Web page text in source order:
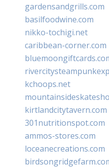
gardensandgrills.com
basilfoodwine.com
nikko-tochigi.net
caribbean-corner.com
kchoops.net
kirtlandcitytavern.com
301nutritionspot.com
ammos-stores.com
loceanecreations.com